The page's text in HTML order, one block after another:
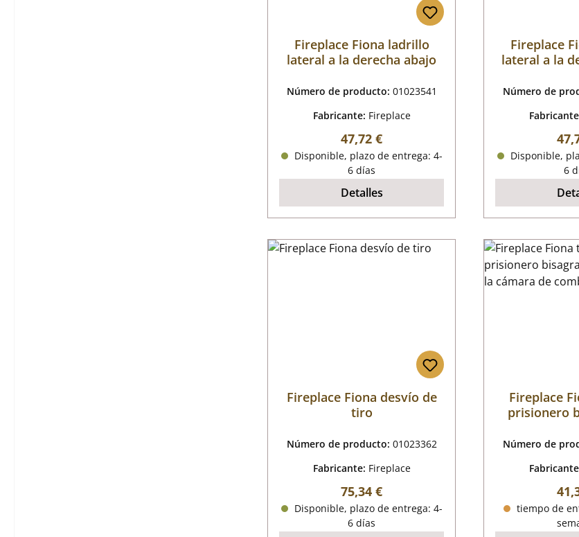
Fireplace Fiona ladrillo
lateral a la derecha abajo
Número de producto: 01023541
Fabricante: Fireplace
Precio normal:
47,72 €
Disponible, plazo de entrega: 4-
6 días
Detalles
Fireplace
lateral a la
Número de
Disponible,
6
Fireplace Fiona desvío de
tiro
Número de producto: 01023362
Fabricante: Fireplace
Precio normal:
75,34 €
Disponible, plazo de entrega: 4-
6 días
Fireplace
prisionero
Número de
tiempo de